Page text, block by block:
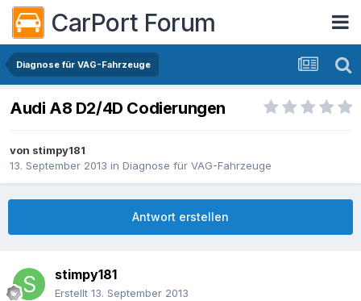
CarPort Forum
Diagnose für VAG-Fahrzeuge
Audi A8 D2/4D Codierungen
von stimpy181
13. September 2013 in Diagnose für VAG-Fahrzeuge
Antwort erstellen
stimpy181
Erstellt 13. September 2013